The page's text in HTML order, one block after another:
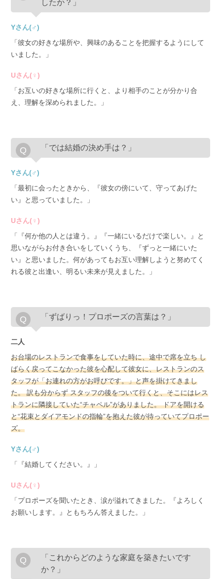
したか？」
Yさん(♂)
「彼女の好きな場所や、興味のあることを把握するようにして
いました。」
Uさん(♀)
「お互いの好きな場所に行くと、より相手のことが分かり合
え、理解を深められました。」
「では結婚の決め手は？」
Yさん(♂)
「最初に会ったときから、『彼女の傍にいて、守ってあげた
い』と思っていました。」
Uさん(♀)
「『何か他の人とは違う。』『一緒にいるだけで楽しい。』と
思いながらお付き合いをしていくうち、『ずっと一緒にいた
い』と思いました。何があってもお互い理解しようと努めてく
れる彼と出逢い、明るい未来が見えました。」
「ずばりっ！プロポーズの言葉は？」
二人
お台場のレストランで食事をしていた時に、途中で席を立ち し
ばらく戻ってこなかった彼を心配して彼女に、レストランのス
タッフが「お連れの方がお呼びです。」と声を掛けてきまし
た。 訳も分からず スタッフの後をついて行くと、そこにはレス
トランに隣接していた“チャペル”がありました。 ドアを開ける
と“花束とダイアモンドの指輪”を抱えた彼が待っていてプロポー
ズ。
Yさん(♂)
「『結婚してください。』」
Uさん(♀)
「プロポーズを聞いたとき、涙が溢れてきました。『よろしく
お願いします。』ともちろん答えました。」
「これからどのような家庭を築きたいです
か？」